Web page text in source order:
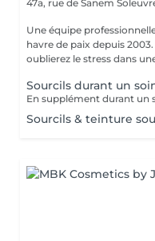
47a, rue de Sanem
Une équipe
havre de paix depuis
oublierez le stress dans
Sourcils durant un
En supplément durant un
Sourcils & teinture